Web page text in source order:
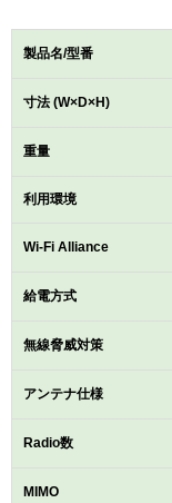
製品名/型番
寸法 (W×D×H)
重量
利用環境
Wi-Fi Alliance
給電方式
無線脅威対策
アンテナ仕様
Radio数
MIMO